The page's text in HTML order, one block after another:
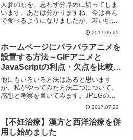
人参の頭を、思わず分厚めに切ってしま
います。あとは分かりますね。今は喜ん
で食べるようになりましたが、若い頃は
人参を食べませんでした。人参を2017.05.25
ホームページにパラパラアニメを
設置する方法～GIFアニメと
JavaScriptの利点・欠点を比較し
てみる
他にもいろいろ方法はあると思います
が、私がやってみた方法二つについて、
感想と考察を書いてみます。JPEGの写
真画像を使って遊んだ記事の総括2017.07.22
【不妊治療】漢方と西洋治療を併
用し始めました